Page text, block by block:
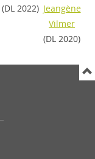
(DL 2022) Jeangène
Vilmer
(DL 2020)